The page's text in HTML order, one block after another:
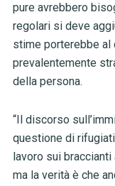
pure avrebbero
regolari si deve
stime porterebbe al
prevalentemente
della persona.
“Il discorso
questione di
lavoro sui
ma la verità è che